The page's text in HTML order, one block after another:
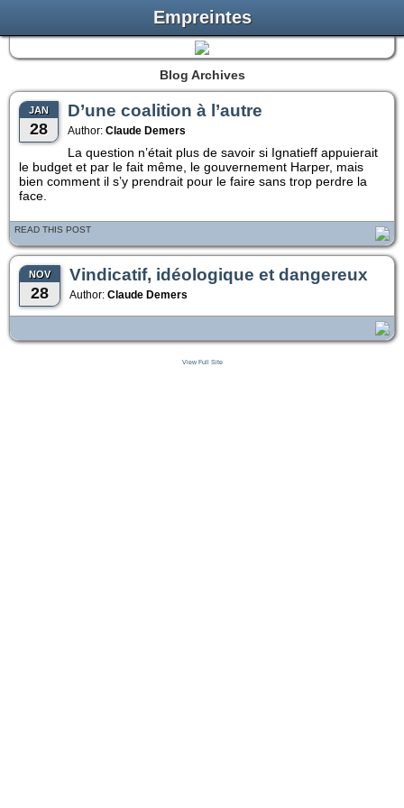
Empreintes
Blog Archives
JAN
28
D’une coalition à l’autre
Author: Claude Demers
La question n’était plus de savoir si Ignatieff appuierait
le budget et par le fait même, le gouvernement Harper, mais
bien comment il s’y prendrait pour le faire sans trop perdre la
face.
READ THIS POST
NOV
28
Vindicatif, idéologique et dangereux
Author: Claude Demers
View Full Site